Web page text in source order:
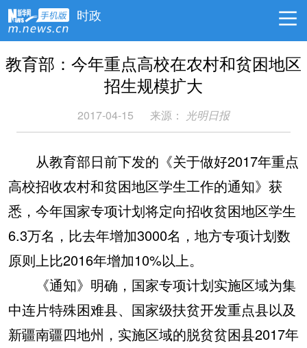
时政
教育部：今年重点高校在农村和贫困地区
招生规模扩大
2017-04-15 来源： 光明日报
从教育部日前下发的《关于做好2017年重点
高校招收农村和贫困地区学生工作的通知》获
悉，今年国家专项计划将定向招收贫困地区学生
6.3万名，比去年增加3000名，地方专项计划数
原则上比2016年增加10%以上。
《通知》明确，国家专项计划实施区域为集
中连片特殊困难县、国家级扶贫开发重点县以及
新疆南疆四地州，实施区域的脱贫贫困县2017年